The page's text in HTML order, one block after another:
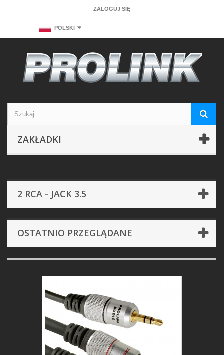
ZALOGUJ SIĘ
POLSKI
ZAKŁADKI
2 RCA - JACK 3.5
OSTATNIO PRZEGLĄDANE